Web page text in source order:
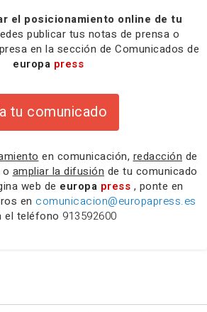
el posicionamiento online de tu
publicar tus notas de prensa o
en la sección de Comunicados de
europa press
tu comunicado
en comunicación, redacción de
ampliar la difusión de tu comunicado
web de europa press , ponte en
en comunicacion@europapress.es
el teléfono 913592600